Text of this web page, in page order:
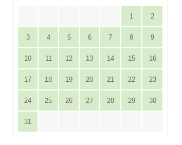
1 2
3 4 5 6 7 8 9
10 11 12 13 14 15 16
17 18 19 20 21 22 23
24 25 26 27 28 29 30
31